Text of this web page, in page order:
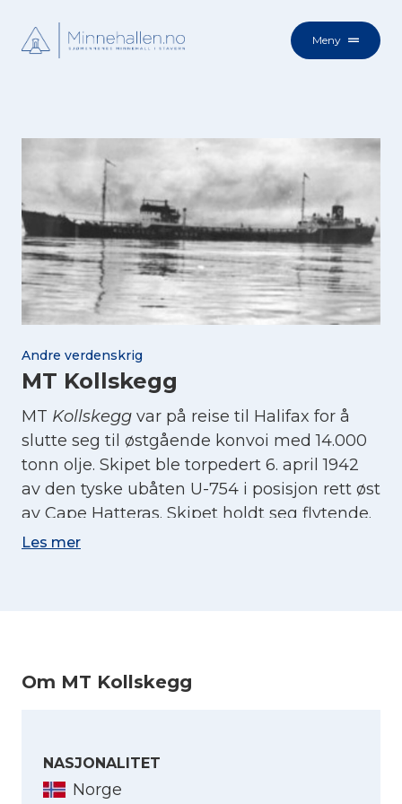
Meny
Andre verdenskrig
MT Kollskegg
MT Kollskegg var på reise til Halifax for å
slutte seg til østgående konvoi med 14.000
tonn olje. Skipet ble torpedert 6. april 1942
av den tyske ubåten U-754 i posisjon rett øst
av Cape Hatteras. Skipet holdt seg flytende.
Kapteinen fikk sendt radiomelding om
unna, var et annet av rederiets skip, MT
drev i havet utenfor Cape Hatteras den 7.
april 1942. Den ene av
Les mer
Om MT Kollskegg
NASJONALITET
Norge